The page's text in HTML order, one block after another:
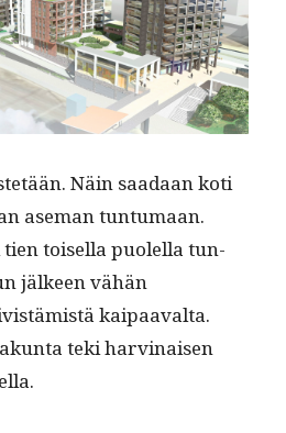
Näin saadaan koti
ase­man tun­tu­maan.
tien toisel­la puolel­la tun­
jäl­keen vähän
kaipaaval­ta.
teki harv­inaisen